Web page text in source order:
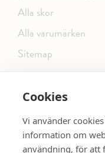
Cookies
Vi använder
information om
användning, för att
Alla skor
Alla varumärken
Sitemap
FÖLJ OSS PÅ